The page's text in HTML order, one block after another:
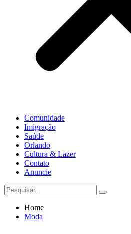
Comunidade
Imigração
Saúde
Orlando
Cultura & Lazer
Contato
Anuncie
Home
Moda